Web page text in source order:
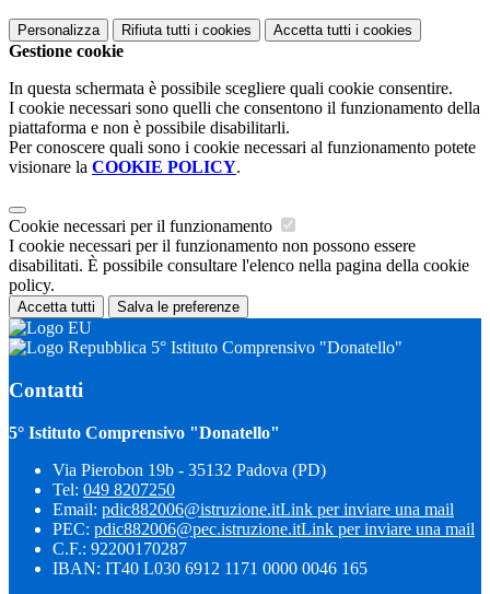
Personalizza Rifiuta tutti i cookies Accetta tutti i cookies
Gestione cookie
In questa schermata è possibile scegliere quali cookie consentire.
I cookie necessari sono quelli che consentono il funzionamento della
piattaforma e non è possibile disabilitarli.
Per conoscere quali sono i cookie necessari al funzionamento potete
visionare la COOKIE POLICY.
Cookie necessari per il funzionamento
I cookie necessari per il funzionamento non possono essere
disabilitati. È possibile consultare l'elenco nella pagina della cookie
policy.
Accetta tutti Salva le preferenze
5° Istituto Comprensivo "Donatello"
Contatti
5° Istituto Comprensivo "Donatello"
Via Pierobon 19b - 35132 Padova (PD)
Tel: 049 8207250
Email: pdic882006@istruzione.itLink per inviare una mail
PEC: pdic882006@pec.istruzione.itLink per inviare una mail
C.F.: 92200170287
IBAN: IT40 L030 6912 1171 0000 0046 165